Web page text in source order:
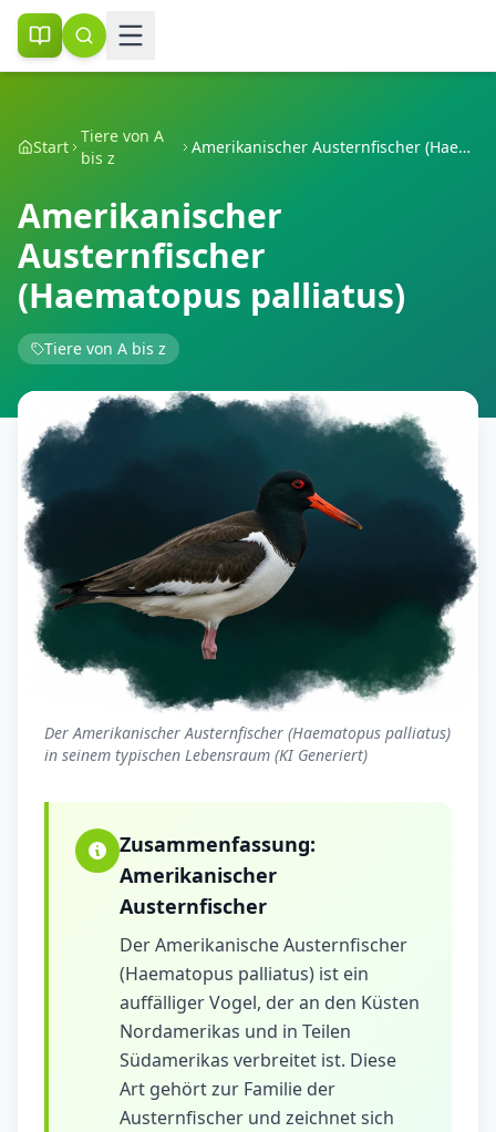
Start
Tiere von A
bis z
Amerikanischer Austernfischer (Haematopus palliatus)
Amerikanischer
Austernfischer
(Haematopus palliatus)
Tiere von A bis z
Der Amerikanischer Austernfischer (Haematopus palliatus)
in seinem typischen Lebensraum (KI Generiert)
Zusammenfassung:
Amerikanischer
Austernfischer
Der Amerikanische Austernfischer
(Haematopus palliatus) ist ein
auffälliger Vogel, der an den Küsten
Nordamerikas und in Teilen
Südamerikas verbreitet ist. Diese
Art gehört zur Familie der
Austernfischer und zeichnet sich